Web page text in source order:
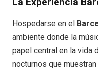
La Experiencia
Hospedarse en el
ambiente donde la
papel central en la vida
nocturnos que